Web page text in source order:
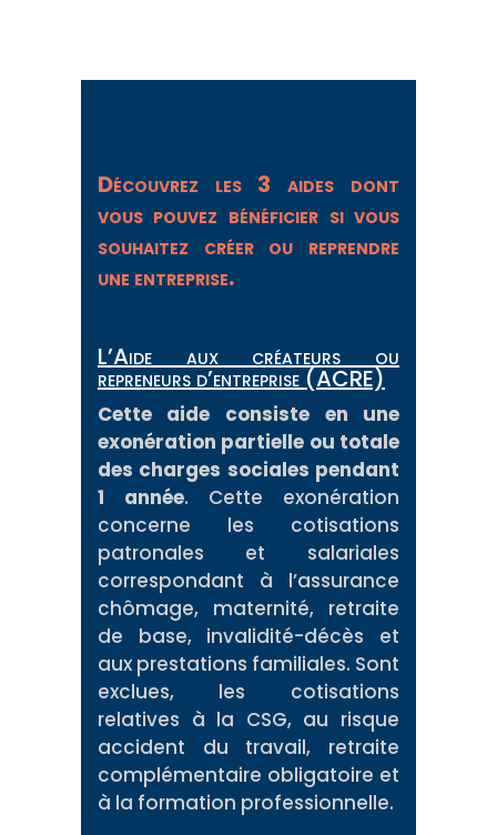
Découvrez les 3 aides dont
vous pouvez bénéficier si vous
souhaitez créer ou reprendre
une entreprise.
L’Aide aux créateurs ou
repreneurs d’entreprise (ACRE)
Cette aide consiste en une
exonération partielle ou totale
des charges sociales pendant
1 année. Cette exonération
concerne les cotisations
patronales et salariales
correspondant à l’assurance
chômage, maternité, retraite
de base, invalidité-décès et
aux prestations familiales. Sont
exclues, les cotisations
relatives à la CSG, au risque
accident du travail, retraite
complémentaire obligatoire et
à la formation professionnelle.